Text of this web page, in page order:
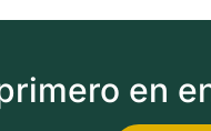
en